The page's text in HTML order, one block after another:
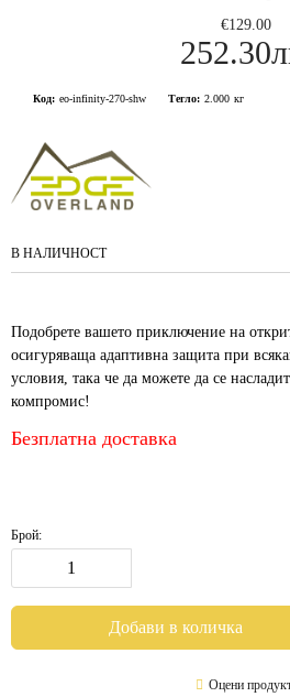
€129.00
Код: eo-infinity-270-shw Тегло: 2.000 кг
В НАЛИЧНОСТ
Подобрете вашето приключение на
осигуряваща адаптивна защита при
условия, така че да можете да се
компромис!
Безплатна доставка
Брой:
Оцени